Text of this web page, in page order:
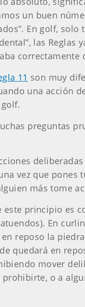
un buen
En golf,
las
correctamente
11 son muy
una acción
preguntas
vez que
más tome
este principio
En
reposo la
quedará en
mover
o a